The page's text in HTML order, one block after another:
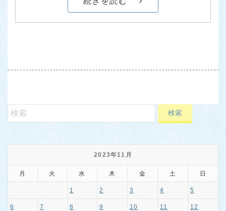
2023年11月
月 火 水 木 金 土 日
1 2 3 4 5
6 7 8 9 10 11 12